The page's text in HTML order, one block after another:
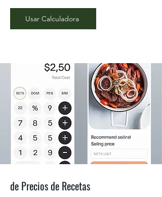
Usar Calculadora
de Precios de Recetas